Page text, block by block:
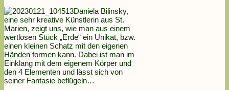
Daniela Bilinsky,
eine sehr kreative Künstlerin aus St.
Marien, zeigt uns, wie man aus einem
wertlosen Stück „Erde“ ein Unikat, bzw.
einen kleinen Schatz mit den eigenen
Händen formen kann. Dabei ist man im
Einklang mit dem eigenem Körper und
den 4 Elementen und lässt sich von
seiner Fantasie beflügeln…